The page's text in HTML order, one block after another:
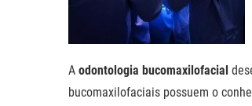
A odontologia bucomaxilofacial
bucomaxilofaciais possuem o